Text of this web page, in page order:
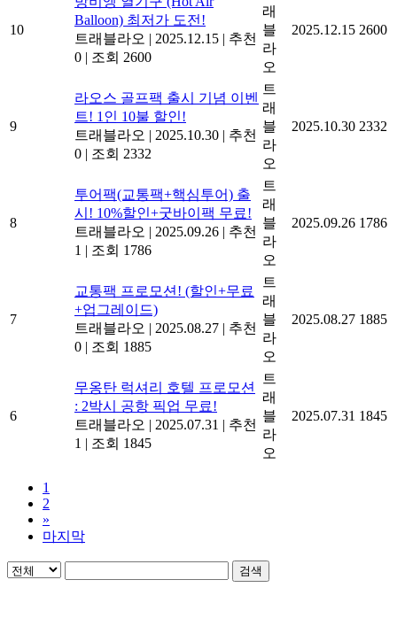
10
Balloon) 최저가 도전!
트래블라오 | 2025.12.15 | 추천
0 | 조회 2600
래
블
라
오
2025.12.15 2600
9
라오스 골프팩 출시 기념 이벤
트! 1인 10불 할인!
트래블라오 | 2025.10.30 | 추천
0 | 조회 2332
트
래
블
라
오
2025.10.30 2332
8
투어팩(교통팩+핵심투어) 출
시! 10%할인+굿바이팩 무료!
트래블라오 | 2025.09.26 | 추천
1 | 조회 1786
트
래
블
라
오
2025.09.26 1786
7
교통팩 프로모션! (할인+무료
+업그레이드)
트래블라오 | 2025.08.27 | 추천
0 | 조회 1885
트
래
블
라
오
2025.08.27 1885
6
무옹탄 럭셔리 호텔 프로모션
: 2박시 공항 픽업 무료!
트래블라오 | 2025.07.31 | 추천
1 | 조회 1845
트
래
블
라
오
2025.07.31 1845
1
2
»
마지막
검색